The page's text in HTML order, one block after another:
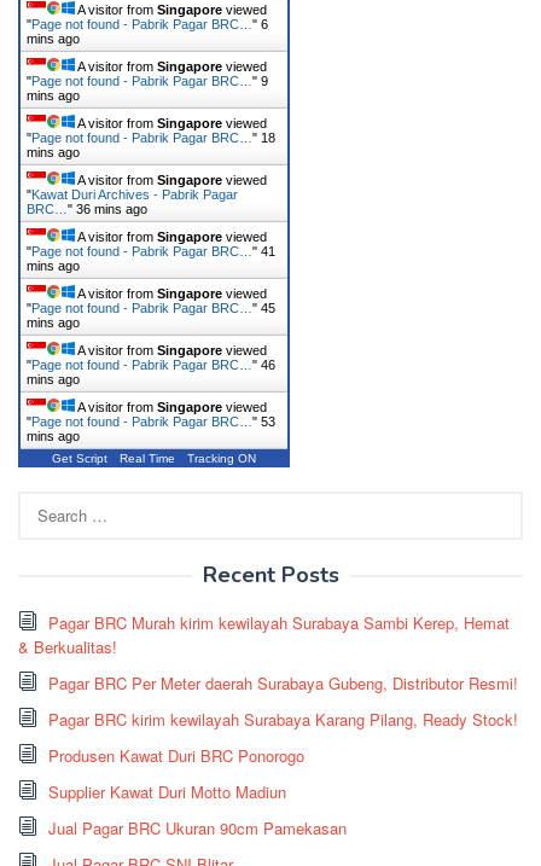
A visitor from Singapore viewed
"Page not found - Pabrik Pagar BRC… " 6
mins ago
A visitor from Singapore viewed
"Page not found - Pabrik Pagar BRC… " 9
mins ago
A visitor from Singapore viewed
"Page not found - Pabrik Pagar BRC… " 18
mins ago
A visitor from Singapore viewed
"Kawat Duri Archives - Pabrik Pagar
BRC… " 36 mins ago
A visitor from Singapore viewed
"Page not found - Pabrik Pagar BRC… " 41
mins ago
A visitor from Singapore viewed
"Page not found - Pabrik Pagar BRC… " 45
mins ago
A visitor from Singapore viewed
"Page not found - Pabrik Pagar BRC… " 46
mins ago
A visitor from Singapore viewed
"Page not found - Pabrik Pagar BRC… " 53
mins ago
Get Script Real Time Tracking ON
for:
Recent Posts
Pagar BRC Murah kirim kewilayah Surabaya Sambi Kerep, Hemat
& Berkualitas!
Pagar BRC Per Meter daerah Surabaya Gubeng, Distributor Resmi!
Pagar BRC kirim kewilayah Surabaya Karang Pilang, Ready Stock!
Produsen Kawat Duri BRC Ponorogo
Supplier Kawat Duri Motto Madiun
Jual Pagar BRC Ukuran 90cm Pamekasan